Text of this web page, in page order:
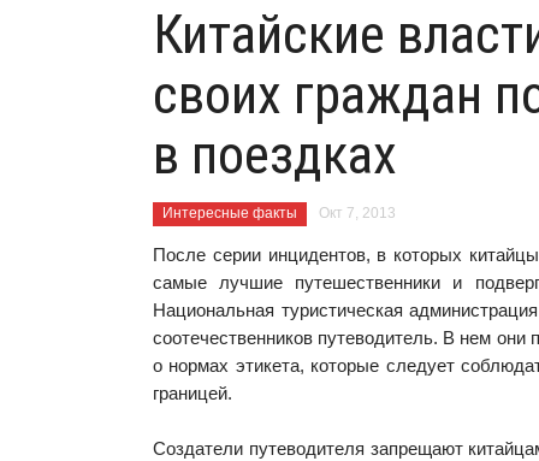
Китайские
своих граждан
в поездках
Интересные факты Окт 7, 2013
После серии инцидентов, в которых
самые лучшие путешественники и
Национальная туристическая
соотечественников путеводитель. В нем они
о нормах этикета, которые следует
границей.
Создатели путеводителя запрещают